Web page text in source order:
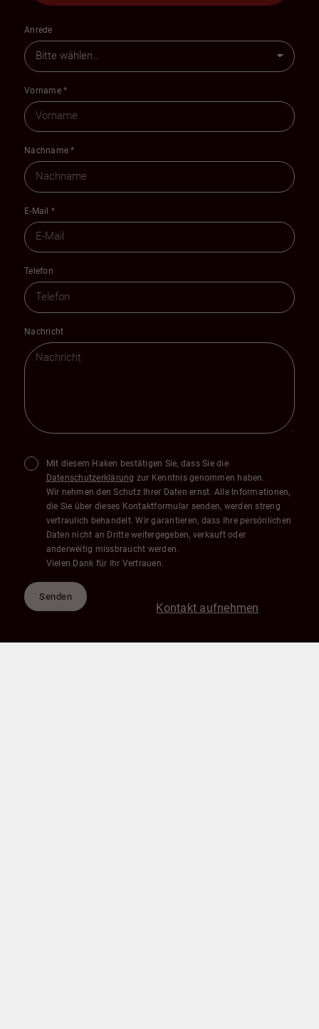
Kontakt aufnehmen
Anrede
Vorname*
Nachname*
E-Mail *
Telefon
Nachricht
Mit diesem Haken bestätigen Sie, dass Sie die
Datenschutzerklärung zur Kenntnis genommen haben.
Wir nehmen den Schutz Ihrer Daten ernst. Alle Informationen,
die Sie über dieses Kontaktformular senden, werden streng
vertraulich behandelt. Wir garantieren, dass Ihre persönlichen
Daten nicht an Dritte weitergegeben, verkauft oder
anderweitig missbraucht werden.
Vielen Dank für Ihr Vertrauen.
Senden